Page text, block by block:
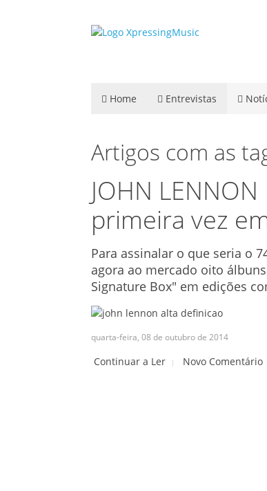
Home Entrevistas
Artigos com as
JOHN
primeira vez
Para assinalar o que seria o
agora ao mercado oito
Signature Box" em edições
quarta-feira, 08 de outubro de 2014
Continuar a Ler Novo Comentário